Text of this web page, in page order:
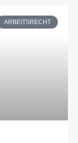
ARBEITSRECHT